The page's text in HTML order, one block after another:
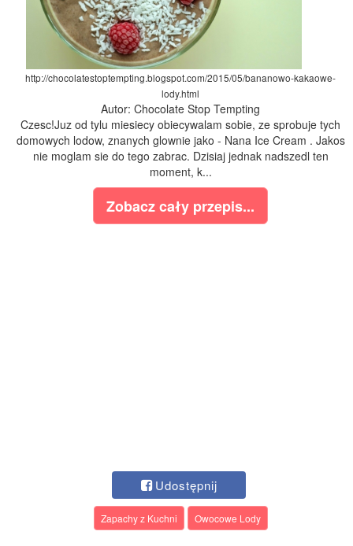
http://chocolatestoptempting.blogspot.com/2015/05/bananowo-kakaowe-
lody.html
Autor: Chocolate Stop Tempting
Czesc!Juz od tylu miesiecy obiecywalam sobie, ze sprobuje tych
domowych lodow, znanych glownie jako - Nana Ice Cream . Jakos
nie moglam sie do tego zabrac. Dzisiaj jednak nadszedl ten
moment, k...
Zobacz cały przepis...
Udostępnij
Zapachy z Kuchni Owocowe Lody